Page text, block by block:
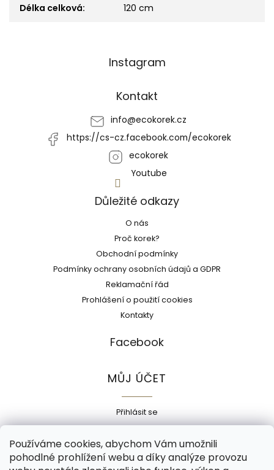
Používáme cookies, abychom Vám umožnili
pohodlné prohlížení webu a díky analýze provozu
Délka celková: 120 cm
Instagram
Kontakt
info@ecokorek.cz
https://cs-cz.facebook.com/ecokorek
ecokorek
Youtube
Důležité odkazy
O nás
Proč korek?
Obchodní podmínky
Podmínky ochrany osobních údajů a GDPR
Reklamační řád
Prohlášení o použití cookies
Kontakty
Facebook
MŮJ ÚČET
Přihlásit se
Registrace
Historie objednávek
Adresy